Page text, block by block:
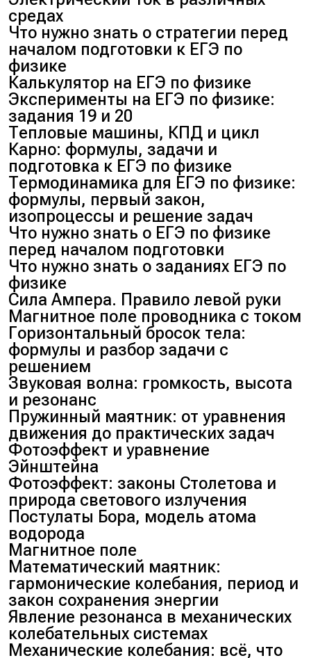
средах
Что нужно знать о стратегии перед
началом подготовки к ЕГЭ по
физике
Калькулятор на ЕГЭ по физике
Эксперименты на ЕГЭ по физике:
задания 19 и 20
Тепловые машины, КПД и цикл
Карно: формулы, задачи и
подготовка к ЕГЭ по физике
Термодинамика для ЕГЭ по физике:
формулы, первый закон,
изопроцессы и решение задач
Что нужно знать о ЕГЭ по физике
перед началом подготовки
Что нужно знать о заданиях ЕГЭ по
физике
Сила Ампера. Правило левой руки
Магнитное поле проводника с током
Горизонтальный бросок тела:
формулы и разбор задачи с
решением
Звуковая волна: громкость, высота
и резонанс
Пружинный маятник: от уравнения
движения до практических задач
Фотоэффект и уравнение
Эйнштейна
Фотоэффект: законы Столетова и
природа светового излучения
Постулаты Бора, модель атома
водорода
Магнитное поле
Математический маятник:
гармонические колебания, период и
закон сохранения энергии
Явление резонанса в механических
колебательных системах
Механические колебания: всё, что